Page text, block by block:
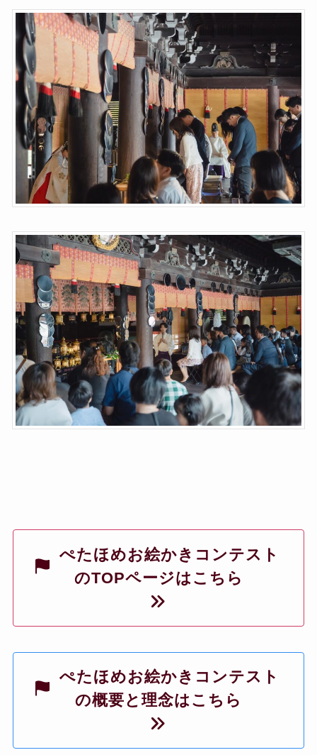
ぺたほめお絵かきコンテスト
のTOPページはこちら
ぺたほめお絵かきコンテスト
の概要と理念はこちら